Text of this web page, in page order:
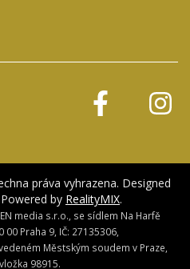
práva vyhrazena. Designed
by RealityMIX.
media s.r.o., se sídlem Na Harfě
Praha 9, IČ: 27135306,
Městským soudem v Praze,
98915.